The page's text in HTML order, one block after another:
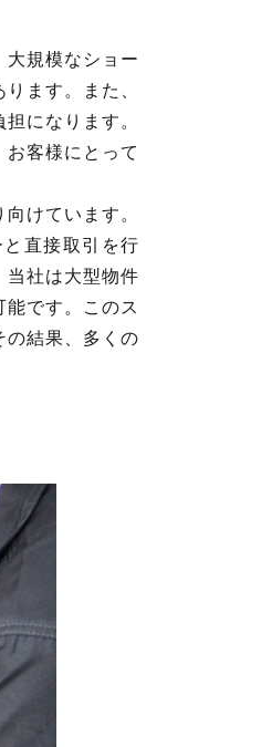
規模なショー
ます。また、
になります。
客様にとって
けています。
直接取引を行
当社は大型物件
です。このス
の結果、多くの